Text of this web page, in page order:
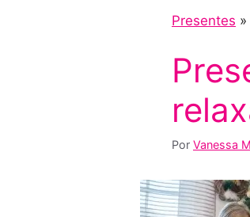
Presentes »
Por Vanessa